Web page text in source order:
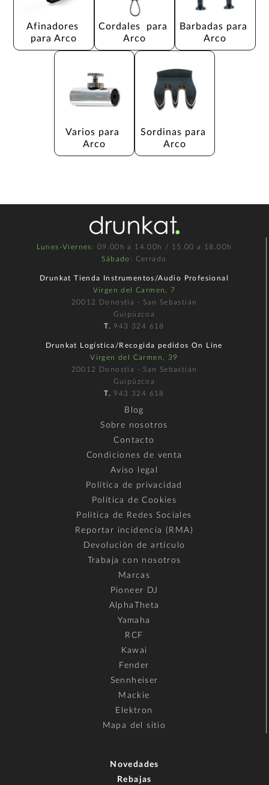
Afinadores
para Arco
Cordales  para
Arco
Barbadas para
Arco
Varios para
Arco
Sordinas para
Arco
Lunes-Viernes : 09.00h a 14.00h / 15.00 a 18.00h
Sábado : Cerrado
Drunkat Tienda Instrumentos/Audio Profesional
Virgen del Carmen, 7
20012 Donostia - San Sebastián
Guipúzcoa
T. 943 324 618
Drunkat Logística/Recogida pedidos On Line
Virgen del Carmen, 39
20012 Donostia - San Sebastián
Guipúzcoa
T. 943 324 618
Blog
Sobre nosotros
Contacto
Condiciones de venta
Aviso legal
Política de privacidad
Política de Cookies
Política de Redes Sociales
Reportar incidencia (RMA)
Devolución de artículo
Trabaja con nosotros
Marcas
Pioneer DJ
AlphaTheta
Yamaha
RCF
Kawai
Fender
Sennheiser
Mackie
Elektron
Mapa del sitio
Novedades
Rebajas